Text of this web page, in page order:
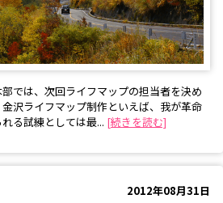
では、次回ライフマップの担当者を決め
沢ライフマップ制作といえば、我が革命
る試練としては最... [続きを読む]
2012年08月31日